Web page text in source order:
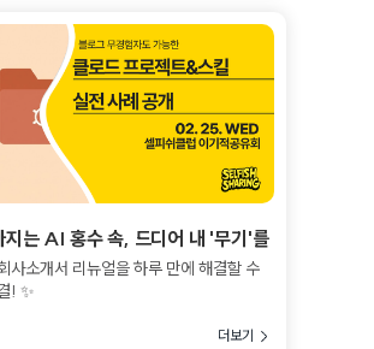
지는 AI 홍수 속, 드디어 내 '무기'를
다 (feat. 젠스파크 & 클로드)
사소개서 리뉴얼을 하루 만에 해결할 수
! ✨
더보기